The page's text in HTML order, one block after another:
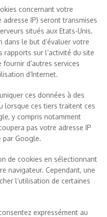
concernant votre
IP) seront transmises
situés aux Etats-Unis.
le but d’évaluer votre
sur l’activité du site
d’autres services
d’Internet.
ces données à des
lorsque ces tiers traitent ces
y compris notamment
pas votre adresse IP
par Google.
de cookies en sélectionnant
navigateur. Cependant, une
l’utilisation de certaines
expressément au